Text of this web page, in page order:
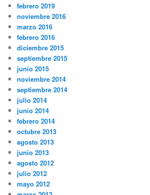
febrero 2019
noviembre 2016
marzo 2016
febrero 2016
diciembre 2015
septiembre 2015
junio 2015
noviembre 2014
septiembre 2014
julio 2014
junio 2014
febrero 2014
octubre 2013
agosto 2013
junio 2013
agosto 2012
julio 2012
mayo 2012